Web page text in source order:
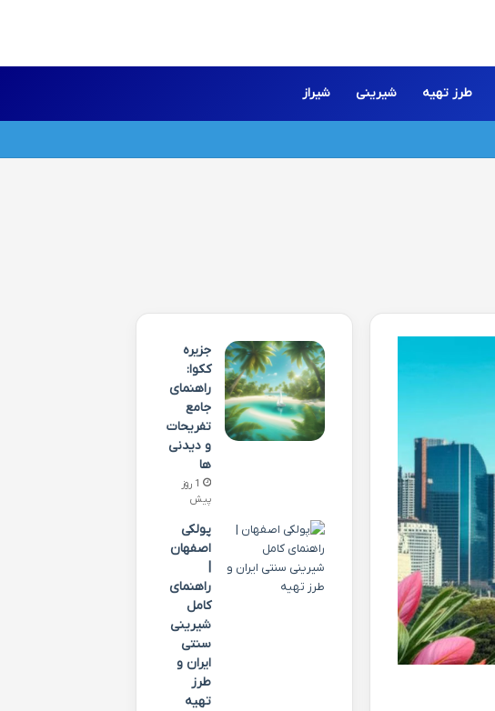
طرز تهیه شیرینی شیراز
جزیره
ککوا:
راهنمای
جامع
تفریحات
و دیدنی
ها
1 روز
پیش
پولکی
اصفهان
|
راهنمای
کامل
شیرینی
سنتی
ایران و
طرز
تهیه